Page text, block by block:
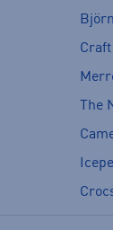
Craft
The